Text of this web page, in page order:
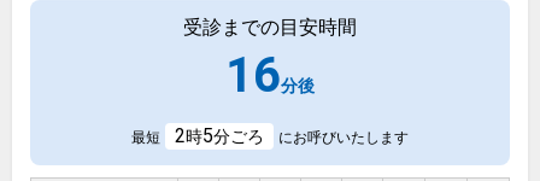
受診までの目安時間
16分後
最短 2時5分ごろ にお呼びいたします